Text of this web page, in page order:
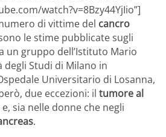
watch?v=8Bzy44YjIio”]
di vittime del cancro
le stime pubblicate sugli
un gruppo dell’Istituto Mario
degli Studi di Milano in
Universitario di Losanna,
due eccezioni: il tumore al
sia nelle donne che negli
.